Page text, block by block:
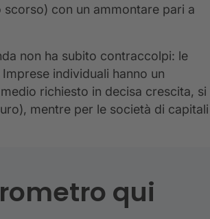
con un ammontare pari a
non ha subito contraccolpi: le
individuali hanno un
richiesto in decisa crescita, si
mentre per le società di capitali
qui